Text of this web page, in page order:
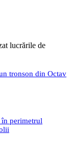
lucrările de
tronson din Octav
în perimetrul